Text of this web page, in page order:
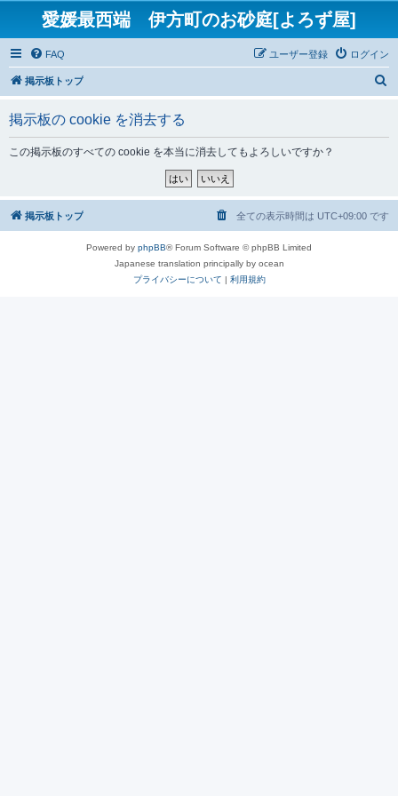
愛媛最西端 伊方町のお砂庭[よろず屋]
FAQ ログイン
ユーザー登録
掲示板トップ
掲示板の cookie を消去する
この掲示板のすべての cookie を本当に消去してもよろしいですか？
掲示板トップ 全ての表示時間は UTC+09:00 です
Powered by phpBB® Forum Software © phpBB Limited
Japanese translation principally by ocean
プライバシーについて | 利用規約